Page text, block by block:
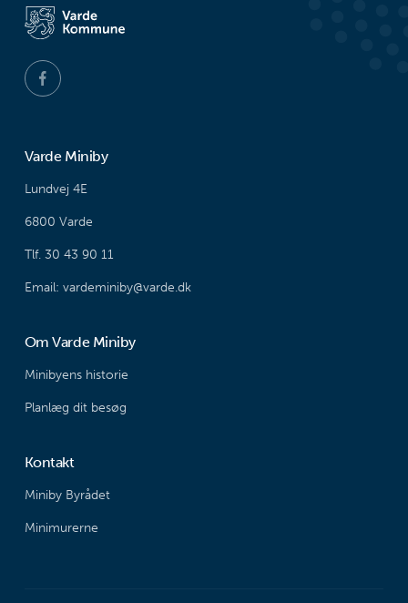
Varde Miniby
Lundvej 4E
6800 Varde
Tlf. 30 43 90 11
Email: vardeminiby@varde.dk
Om Varde Miniby
Minibyens historie
Planlæg dit besøg
Kontakt
Miniby Byrådet
Minimurerne